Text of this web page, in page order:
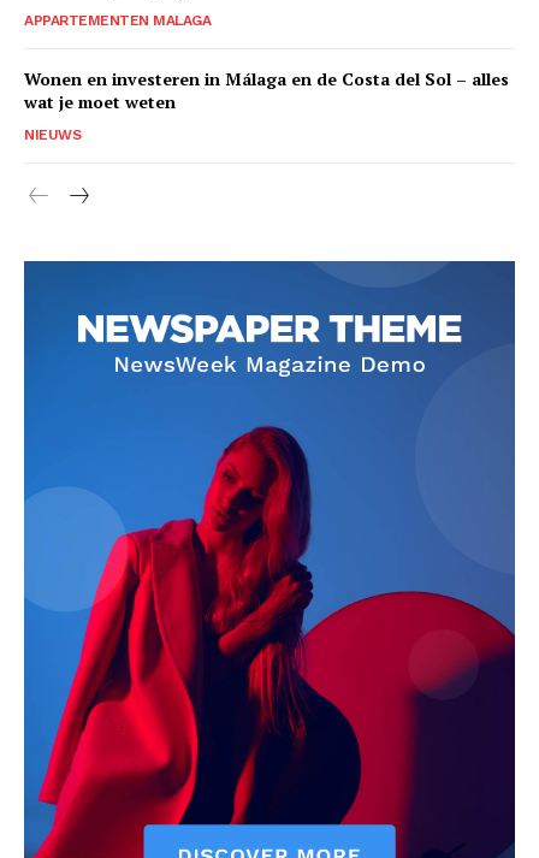
APPARTEMENTEN MALAGA
Wonen en investeren in Málaga en de Costa del Sol – alles
wat je moet weten
NIEUWS